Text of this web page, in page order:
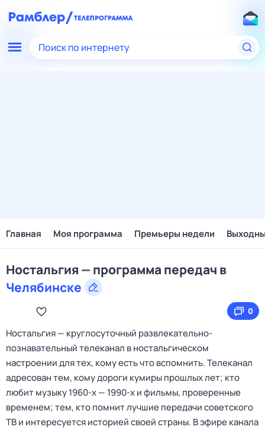
Поиск по интернету
Главная Моя программа Премьеры недели
Ностальгия — программа передач в
Челябинске
0
Ностальгия — круглосуточный развлекательно-
познавательный телеканал в ностальгическом
настроении для тех, кому есть что вспомнить. Телеканал
адресован тем, кому дороги кумиры прошлых лет; кто
любит музыку 1960-х — 1990-х и фильмы, проверенные
временем; тем, кто помнит лучшие передачи советского
ТВ и интересуется историей своей страны. В эфире канала